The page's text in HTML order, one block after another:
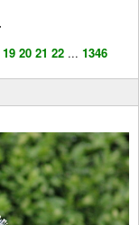
19 20 21 22 ... 1346